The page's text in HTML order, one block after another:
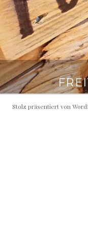
Stolz präsentiert von